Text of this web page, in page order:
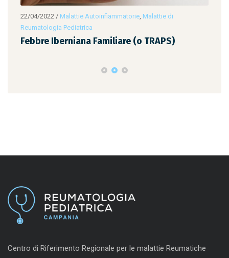
22/04/2022 / Malattie Autoinfiammatorie Malattie di
Reumatologia Pediatrica
Febbre Iberniana Familiare (o TRAPS)
Centro di Riferimento Regionale per le malattie Reumatiche